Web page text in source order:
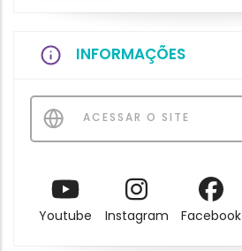
INFORMAÇÕES
ACESSAR O SITE
Youtube Instagram Facebook